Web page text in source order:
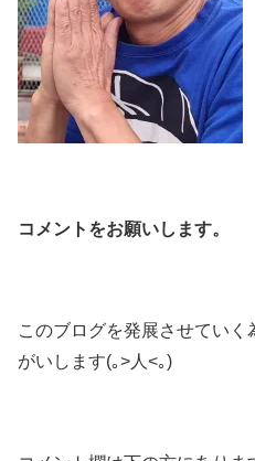
コメントをお願いします。
このブログを発展させてい
がいします(｡>人<｡)